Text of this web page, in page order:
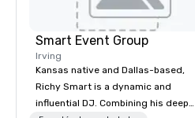
Smart Event Group
Irving
Kansas native and Dallas-based,
Richy Smart is a dynamic and
influential DJ. Combining his deep